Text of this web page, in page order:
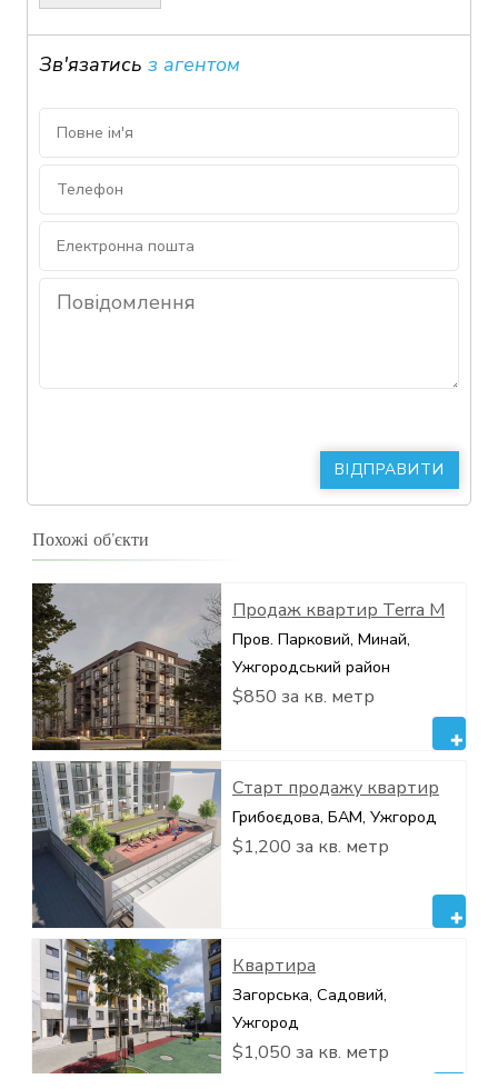
Зв'язатись з агентом
Похожі об’єкти
Продаж квартир Terra M
Пров. Парковий, Минай,
Ужгородський район
$850 за кв. метр
Старт продажу квартир
Грибоєдова, БАМ, Ужгород
$1,200 за кв. метр
Квартира
Загорська, Садовий,
Ужгород
$1,050 за кв. метр